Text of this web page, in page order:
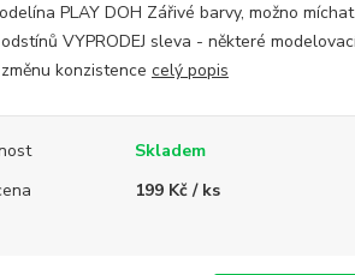
PLAY DOH Zářivé barvy, možno
VYPRODEJ sleva - některé
konzistence celý popis
Skladem
199 Kč / ks